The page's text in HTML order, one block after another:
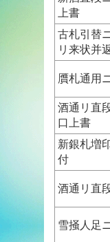
上書
古札引替
リ来状并
贋札通用
酒通リ直
口上書
新銀札増
付
酒通リ直
雪掻人足